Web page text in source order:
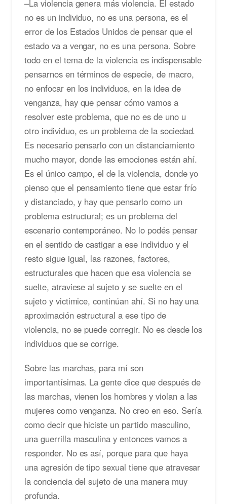
–La violencia genera más violencia. El estado
no es un individuo, no es una persona, es el
error de los Estados Unidos de pensar que el
estado va a vengar, no es una persona. Sobre
todo en el tema de la violencia es indispensable
pensarnos en términos de especie, de macro,
no enfocar en los individuos, en la idea de
venganza, hay que pensar cómo vamos a
resolver este problema, que no es de uno u
otro individuo, es un problema de la sociedad.
Es necesario pensarlo con un distanciamiento
mucho mayor, donde las emociones están ahí.
Es el único campo, el de la violencia, donde yo
pienso que el pensamiento tiene que estar frío
y distanciado, y hay que pensarlo como un
problema estructural; es un problema del
escenario contemporáneo. No lo podés pensar
en el sentido de castigar a ese individuo y el
resto sigue igual, las razones, factores,
estructurales que hacen que esa violencia se
suelte, atraviese al sujeto y se suelte en el
sujeto y victimice, continúan ahí. Si no hay una
aproximación estructural a ese tipo de
violencia, no se puede corregir. No es desde los
individuos que se corrige.
Sobre las marchas, para mí son
importantísimas. La gente dice que después de
las marchas, vienen los hombres y violan a las
mujeres como venganza. No creo en eso. Sería
como decir que hiciste un partido masculino,
una guerrilla masculina y entonces vamos a
responder. No es así, porque para que haya
una agresión de tipo sexual tiene que atravesar
la conciencia del sujeto de una manera muy
profunda.